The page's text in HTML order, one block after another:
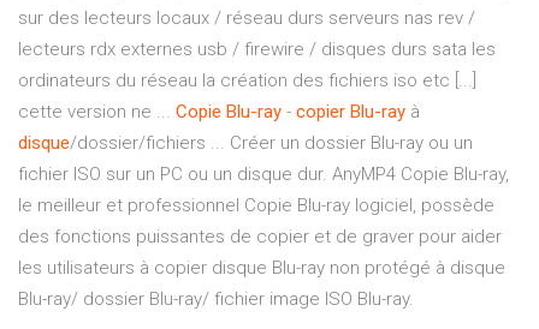
sur des lecteurs locaux / réseau durs serveurs nas rev /
lecteurs rdx externes usb / firewire / disques durs sata les
ordinateurs du réseau la création des fichiers iso etc [...]
cette version ne ... Copie Blu-ray - copier Blu-ray à
disque/dossier/fichiers ... Créer un dossier Blu-ray ou un
fichier ISO sur un PC ou un disque dur. AnyMP4 Copie Blu-ray,
le meilleur et professionnel Copie Blu-ray logiciel, possède
des fonctions puissantes de copier et de graver pour aider
les utilisateurs à copier disque Blu-ray non protégé à disque
Blu-ray/ dossier Blu-ray/ fichier image ISO Blu-ray.